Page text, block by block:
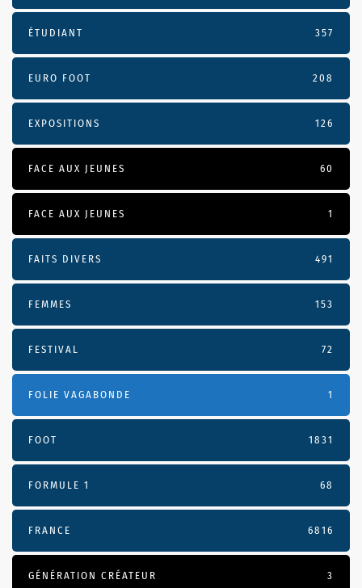
ÉTUDIANT 357
EURO FOOT 208
EXPOSITIONS 126
FACE AUX JEUNES 60
FACE AUX JEUNES 1
FAITS DIVERS 491
FEMMES 153
FESTIVAL 72
FOLIE VAGABONDE 1
FOOT 1831
FORMULE 1 68
FRANCE 6816
GÉNÉRATION CRÉATEUR 3